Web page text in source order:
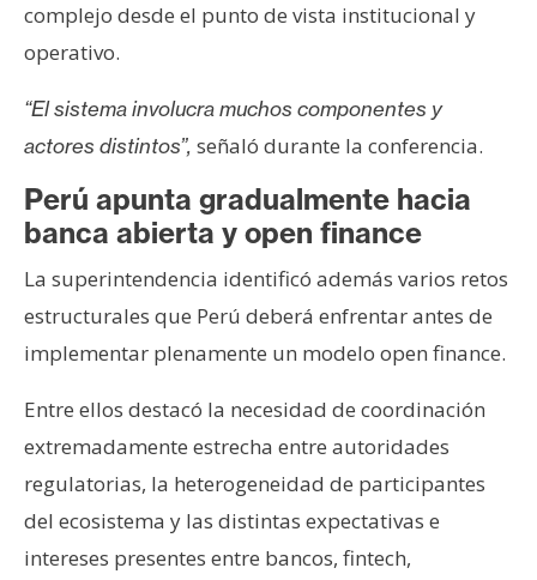
complejo desde el punto de vista institucional y
operativo.
“El sistema involucra muchos componentes y
actores distintos”, señaló durante la conferencia.
Perú apunta gradualmente hacia
banca abierta y open finance
La superintendencia identificó además varios retos
estructurales que Perú deberá enfrentar antes de
implementar plenamente un modelo open finance.
Entre ellos destacó la necesidad de coordinación
extremadamente estrecha entre autoridades
regulatorias, la heterogeneidad de participantes
del ecosistema y las distintas expectativas e
intereses presentes entre bancos, fintech,